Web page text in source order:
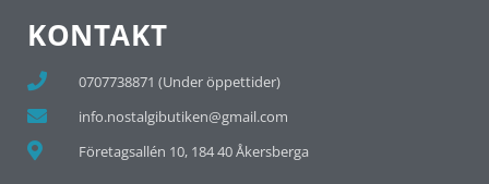
KONTAKT
0707738871 (Under öppettider)
info.nostalgibutiken@gmail.com
Företagsallén 10, 184 40 Åkersberga